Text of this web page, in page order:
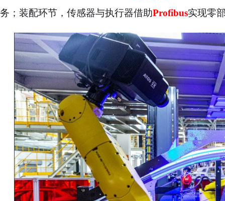
务；装配环节，传感器与执行器借助Profibus实现零